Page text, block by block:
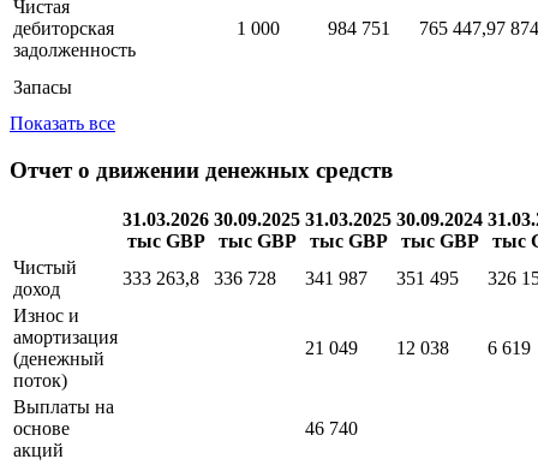
Чистая
дебиторская
задолженность
1 000 984 751 765 447,97
Запасы
Показать все
Отчет о движении денежных средств
31.03.2026
тыс GBP
30.09.2025
тыс GBP
31.03.2025
тыс GBP
30.09.2024
тыс GBP
тыс
Чистый
доход
333 263,8 336 728 341 987 351 495
326
Износ и
амортизация
(денежный
поток)
21 049 12 038 6 619
Выплаты на
основе
акций
46 740